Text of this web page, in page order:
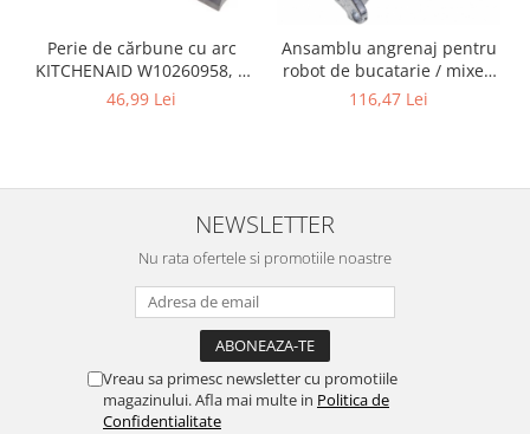
Genti si accesorii barbati
Genti si accesorii femei
Ochelari de vedere
Gaming, Carti & Birotica
Birotica & Papetarie
Console, Jocuri & Accesorii
Perie de cărbune cu arc
KITCHENAID W10260958, 6
x6 x 19 mm, pentru 5KSM15
46,99 Lei
Ansamblu angrenaj pentru
robot de bucatarie / mixer,
KITCHENAID 2403092
116,47 Lei
NEWSLETTER
Nu rata ofertele si promotiile noastre
Vreau sa primesc newsletter cu promotiile
magazinului. Afla mai multe in Politica de
Confidentialitate